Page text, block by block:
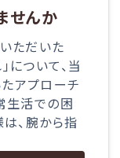
せんか
ただいた
について、当
アプローチ
生活での困
、腕から指